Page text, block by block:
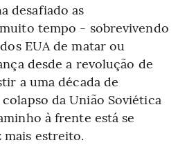
desafiado as
tempo - sobrevivendo
EUA de matar ou
desde a revolução de
a uma década de
da União Soviética
à frente está se
mais estreito.